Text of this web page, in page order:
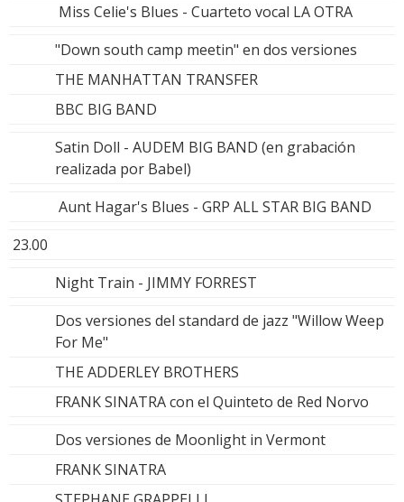
Miss Celie's Blues - Cuarteto vocal LA OTRA
"Down south camp meetin" en dos versiones
THE MANHATTAN TRANSFER
BBC BIG BAND
Satin Doll - AUDEM BIG BAND (en grabación
realizada por Babel)
Aunt Hagar's Blues - GRP ALL STAR BIG BAND
23.00
Night Train - JIMMY FORREST
Dos versiones del standard de jazz "Willow Weep
For Me"
THE ADDERLEY BROTHERS
FRANK SINATRA con el Quinteto de Red Norvo
Dos versiones de Moonlight in Vermont
FRANK SINATRA